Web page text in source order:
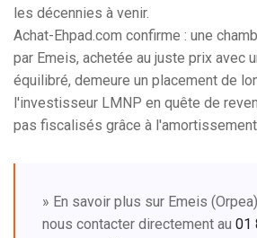
les décennies à venir.
Achat-Ehpad.com confirme : une
par Emeis, achetée au juste prix avec
équilibré, demeure un placement de
l'investisseur LMNP en quête de
pas fiscalisés grâce à l'amortissement
» En savoir plus sur Emeis
nous contacter directement au 01